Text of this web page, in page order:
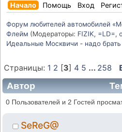
Начало Помощь Вход
Форум любителей автомобилей
Флейм (Модераторы: FIZIK, =LD=,
Идеальные Москвичи - надо брать
Страницы: 1 2 [3] 4 5 ... 258
Автор
Москвичи - надо брать !
803816 раз)
0 Пользователей и 2 Гостей
SeReG@